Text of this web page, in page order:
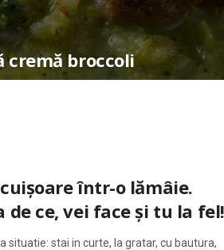
cremă broccoli
într-o lămâie.
de ce, vei face și tu la fel!
situatie: stai in curte, la gratar, cu bautura,